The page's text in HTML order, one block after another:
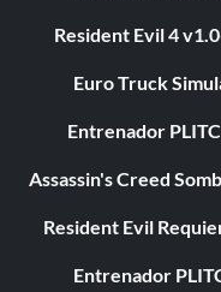
Resident Evil 4
Euro Truck
Entrenador
Assassin's Creed
Resident Evil
Entrenador